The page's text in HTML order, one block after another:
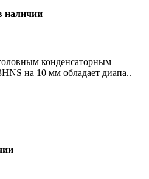
наличии
конденсаторным
на 10 мм обладает диапа..